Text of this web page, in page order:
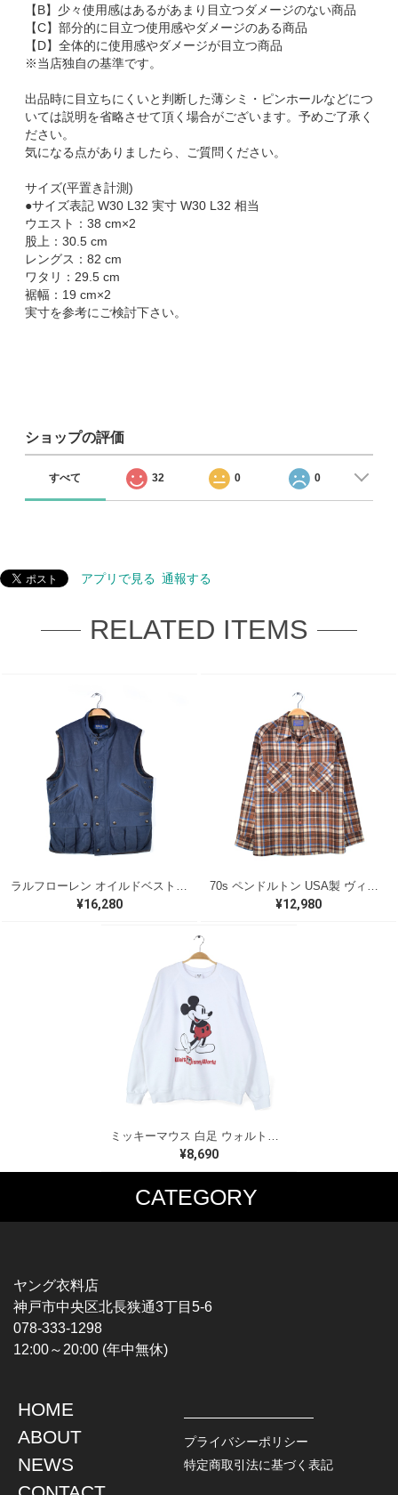
【B】少々使用感はあるがあまり目立つダメージのない商品
【C】部分的に目立つ使用感やダメージのある商品
【D】全体的に使用感やダメージが目立つ商品
※当店独自の基準です。
出品時に目立ちにくいと判断した薄シミ・ピンホールなどにつ
いては説明を省略させて頂く場合がございます。予めご了承く
ださい。
気になる点がありましたら、ご質問ください。
サイズ(平置き計測)
●サイズ表記 W30 L32 実寸 W30 L32 相当
ウエスト：38 cm×2
股上：30.5 cm
レングス：82 cm
ワタリ：29.5 cm
裾幅：19 cm×2
実寸を参考にご検討下さい。
ショップの評価
すべて 32 0 0
アプリで見る 通報する
RELATED ITEMS
¥16,280 ¥12,980
ミッキーマウス 白足 ウォルトディズニーオフィシャル スウェット ホワイト WALT DISNEY WORLD ウォルトディズニーオフィシャル サイズXL相当 古着 CF0995
¥8,690
CATEGORY
MUSIC TEE
HARDCORE / PUNK
PROGLESSIVE ROCK
POPS
SOUL / R&B
T-SHIRTS
CHAMPION
TOPS
L / S SHIRT
S / S SHIRT
JACKET
DENIM
LEATHER
ヤング衣料店
神戸市中央区北長狭通3丁目5-6
078-333-1298
12:00～20:00 (年中無休)
HOME
ABOUT
NEWS
プライバシーポリシー
特定商取引法に基づく表記